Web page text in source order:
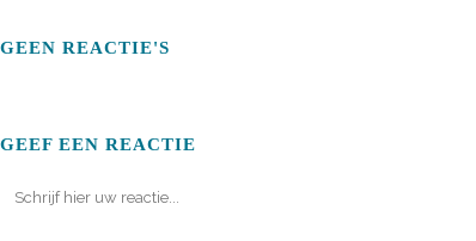
GEEN REACTIE'S
GEEF EEN REACTIE